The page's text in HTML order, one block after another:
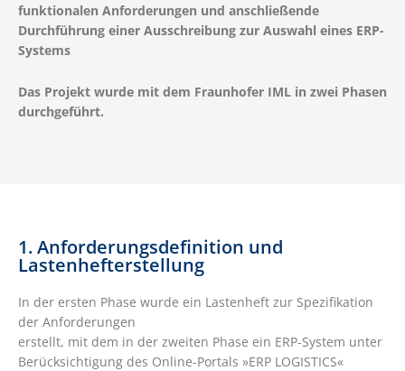
funktionalen Anforderungen und anschließende
Durchführung einer Ausschreibung zur Auswahl eines ERP-
Systems
Das Projekt wurde mit dem Fraunhofer IML in zwei Phasen
durchgeführt.
1. Anforderungsdefinition und
Lastenhefterstellung
In der ersten Phase wurde ein Lastenheft zur Spezifikation
der Anforderungen
erstellt, mit dem in der zweiten Phase ein ERP-System unter
Berücksichtigung des Online-Portals »ERP LOGISTICS«